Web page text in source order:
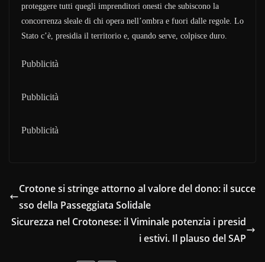
proteggere tutti quegli imprenditori onesti che subiscono la
concorrenza sleale di chi opera nell’ombra e fuori dalle regole. Lo
Stato c’è, presidia il territorio e, quando serve, colpisce duro.
Pubblicità
Pubblicità
Pubblicità
Crotone si stringe attorno al valore del dono: il succe
sso della Passeggiata Solidale
Sicurezza nel Crotonese: il Viminale potenzia i presid
i estivi. Il plauso del SAP